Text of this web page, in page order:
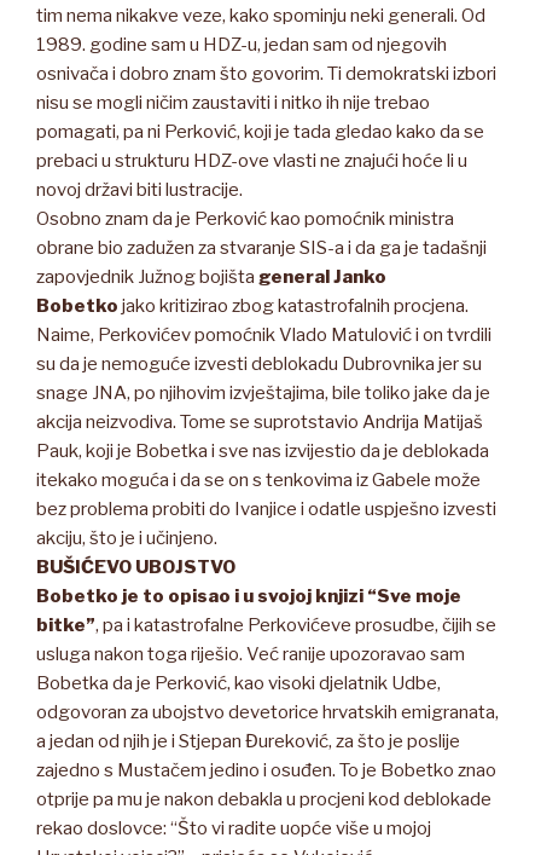
tim nema nikakve veze, kako spominju neki generali. Od
1989. godine sam u HDZ-u, jedan sam od njegovih
osnivača i dobro znam što govorim. Ti demokratski izbori
nisu se mogli ničim zaustaviti i nitko ih nije trebao
pomagati, pa ni Perković, koji je tada gledao kako da se
prebaci u strukturu HDZ-ove vlasti ne znajući hoće li u
novoj državi biti lustracije.
Osobno znam da je Perković kao pomoćnik ministra
obrane bio zadužen za stvaranje SIS-a i da ga je tadašnji
zapovjednik Južnog bojišta general Janko
Bobetko jako kritizirao zbog katastrofalnih procjena.
Naime, Perkovićev pomoćnik Vlado Matulović i on tvrdili
su da je nemoguće izvesti deblokadu Dubrovnika jer su
snage JNA, po njihovim izvještajima, bile toliko jake da je
akcija neizvodiva. Tome se suprotstavio Andrija Matijaš
Pauk, koji je Bobetka i sve nas izvijestio da je deblokada
itekako moguća i da se on s tenkovima iz Gabele može
bez problema probiti do Ivanjice i odatle uspješno izvesti
akciju, što je i učinjeno.
BUŠIĆEVO UBOJSTVO
Bobetko je to opisao i u svojoj knjizi “Sve moje
bitke”, pa i katastrofalne Perkovićeve prosudbe, čijih se
usluga nakon toga riješio. Već ranije upozoravao sam
Bobetka da je Perković, kao visoki djelatnik Udbe,
odgovoran za ubojstvo devetorice hrvatskih emigranata,
a jedan od njih je i Stjepan Đureković, za što je poslije
zajedno s Mustačem jedino i osuđen. To je Bobetko znao
otprije pa mu je nakon debakla u procjeni kod deblokade
rekao doslovce: “Što vi radite uopće više u mojoj